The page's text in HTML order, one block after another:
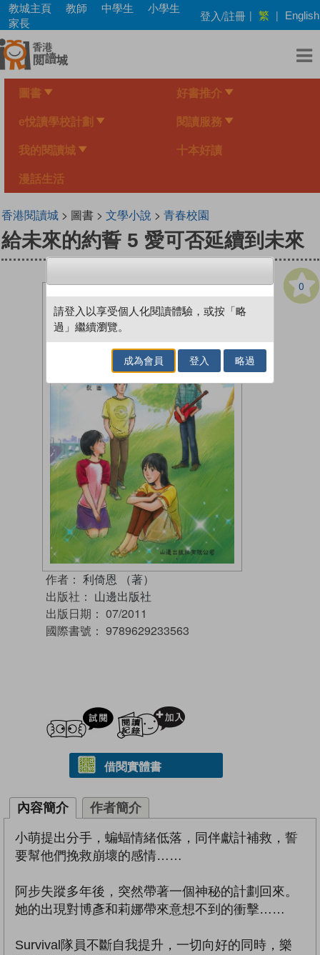
Skip
main
content
教城主頁 教師 中學生
小學生
家長
登入/註冊 | 繁 | English
圖書 好書推介
e悅讀學校計劃 閱讀服務
我的閱讀城 十本好讀
漫話生活
香港閱讀城> 圖書 > 文學小說 > 青春校園
給未來的約誓 5 愛可否延續到未來
0
作者： 利倚恩 （著）
出版社： 山邊出版社
出版日期： 07/2011
國際書號： 9789629233563
試閲
借閱實體書
內容簡介 作者簡介
小萌提出分手，蝙蝠情緒低落，同伴獻計補救，誓
要幫他們挽救崩壞的感情……
阿步失蹤多年後，突然帶著一個神秘的計劃回來。
她的出現對博彥和莉娜帶來意想不到的衝擊……
Survival隊員不斷自我提升，一切向好的同時，樂
請登入以享受個人化閱讀體驗，或按「略
過」繼續瀏覽。
成為會員 登入 略過